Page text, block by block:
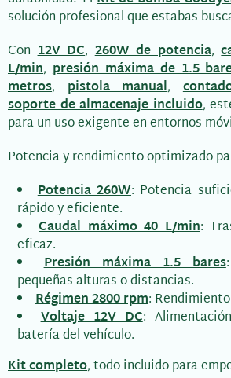
solución profesional que estabas
Con12V DC,260W de potencia,
L/min,presión máxima de 1.5
metros, pistola manual,
soporte de almacenaje incluido,
para un uso exigente en entornos
Potencia y rendimiento optimizado
Potencia 260W: Potencia
rápido y eficiente.
Caudal máximo 40 L/min:
eficaz.
Presión máxima 1.5 bares
pequeñas alturas o distancias.
Régimen 2800 rpm:
Voltaje 12V DC:
batería del vehículo.
Kit completo, todo incluido para